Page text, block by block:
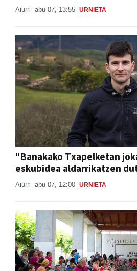
Aiurri abu 07, 13:55 URNIETA
"Banakako Txapelketan
eskubidea aldarrikatzen
Aiurri abu 07, 12:00 URNIETA